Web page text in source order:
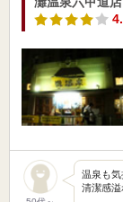
温泉も
清潔感